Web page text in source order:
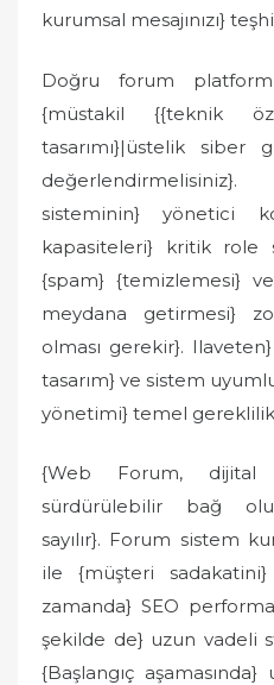
kurumsal mesajınızı}
Doğru forum
{müstakil {{teknik
tasarımı}|üstelik siber
sisteminin} yönetici
kapasiteleri} kritik role
{spam} {temizlemesi} ve
meydana getirmesi}
olması gerekir}.
tasarım} ve sistem
yönetimi} temel
{Web Forum, dijital
sürdürülebilir bağ
sayılır}. Forum sistem
ile {müşteri
zamanda} SEO
şekilde de} uzun vadeli
{Başlangıç aşamasında}